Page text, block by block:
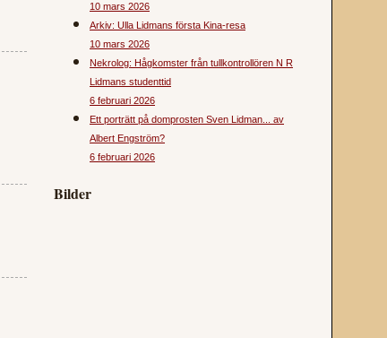
10 mars 2026
Arkiv: Ulla Lidmans första Kina-resa
10 mars 2026
Nekrolog: Hågkomster från tullkontrollören N R
Lidmans studenttid
6 februari 2026
Ett porträtt på domprosten Sven Lidman... av
Albert Engström?
6 februari 2026
Bilder